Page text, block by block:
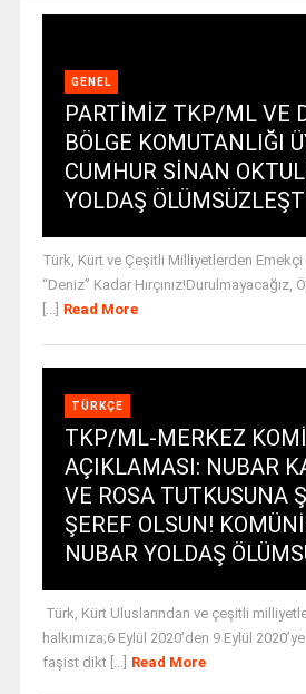
GENEL
PARTİMİZ TKP/ML VE
BÖLGE KOMUTANLIĞI
CUMHUR SİNAN
YOLDAŞ
Türk, Kürt ve Çeşitli Milliyetlerden Emekçi
“Deniz” Kadar Hırçınız!Durulmayacağız,
Read More
TÜRKÇE
TKP/ML-MERKEZ
AÇIKLAMASI: NUBAR
VE ROSA TUTKUSUNA
ŞEREF OLSUN!
NUBAR YOLDAŞ
Türk, Kürt Uluslarından ve çeşitli
halkımıza;6 Eylül 2020’den 9 Eylül
faşist dikt [...]
Read More